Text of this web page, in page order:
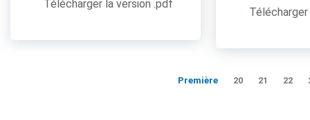
Télécharger la version .pdf
Première 20 21 22